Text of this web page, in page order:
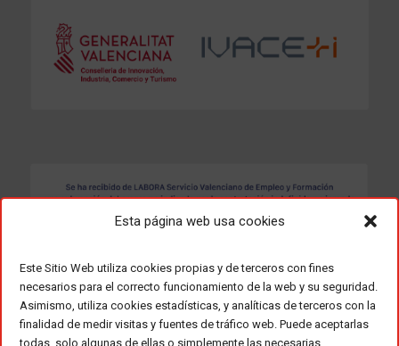
Esta página web usa cookies
Este Sitio Web utiliza cookies propias y de terceros con fines
necesarios para el correcto funcionamiento de la web y su seguridad.
Asimismo, utiliza cookies estadísticas, y analíticas de terceros con la
finalidad de medir visitas y fuentes de tráfico web. Puede aceptarlas
todas, solo algunas de ellas o simplemente las necesarias,